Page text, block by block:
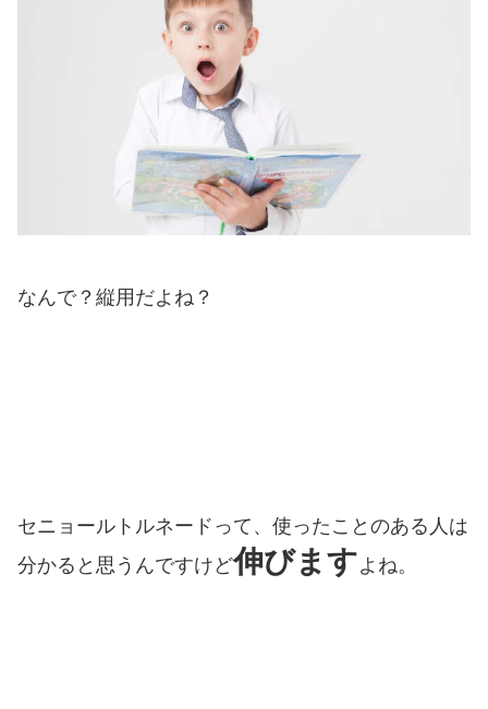
なんで？縦用だよね？
セニョールトルネードって、使ったことのある人は
分かると思うんですけど伸びますよね。